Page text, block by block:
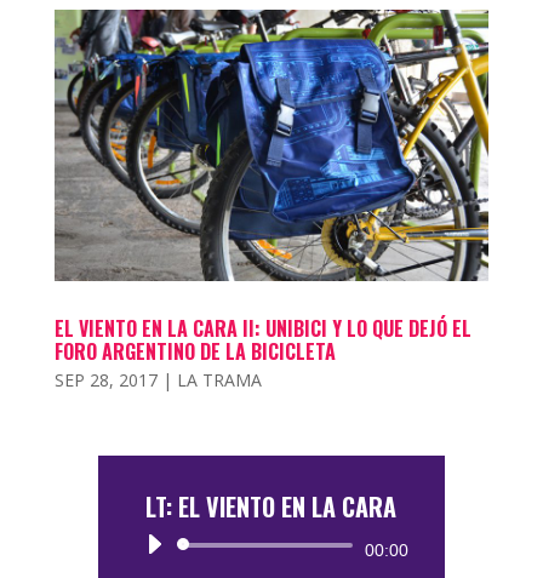
EL VIENTO EN LA CARA II: UNIBICI Y LO QUE DEJÓ EL
FORO ARGENTINO DE LA BICICLETA
SEP 28, 2017| LA TRAMA
LT: EL VIENTO EN LA CARA
Reproductor
00:00